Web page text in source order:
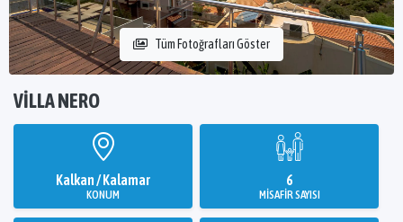
Tüm Fotoğrafları Göster
VILLA NERO
Kalkan / Kalamar
KONUM
6
MISAFIR SAYISI